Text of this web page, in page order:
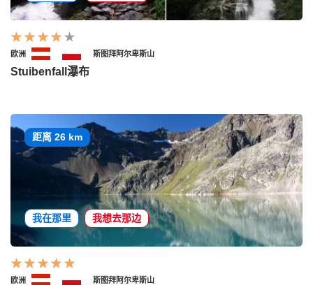
欧洲 斯图拜阿尔卑斯山
Stuibenfall瀑布
距离 26 km
我在那里 我想去那边
欧洲 斯图拜阿尔卑斯山